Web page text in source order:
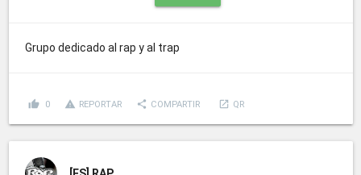
Grupo dedicado al rap y al trap
thumb_up 0 report_problem REPORTAR share COMPARTIR launch QR